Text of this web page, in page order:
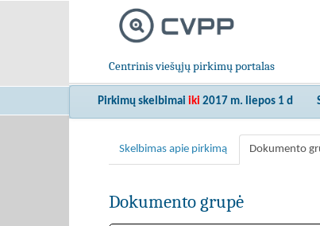
Centrinis viešųjų pirkimų portalas
Pirkimų skelbimai iki 2017 m. liepos 1 d
Skelbimas apie pirkimą Dokumento
Dokumento grupė